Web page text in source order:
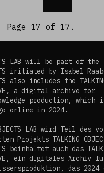
Page 17 of 17.
LAB will be part of
initiated by Isabel
also includes the
a digital archive for
production, which
online in 2024.
LAB wird Teil des
Projekts TALKING
beinhaltet auch das
ein digitales Archiv
das 2024